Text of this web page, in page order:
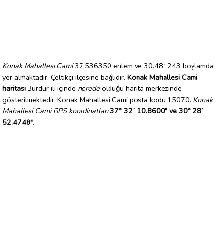
Konak Mahallesi Cami37.536350 enlem ve 30.481243 boylamda
yer almaktadır. Çeltikçi ilçesine bağlıdır. Konak Mahallesi Cami
haritası Burdur ili içinde nerede olduğu harita merkezinde
gösterilmektedir. Konak Mahallesi Cami posta kodu 15070. Konak
Mahallesi Cami GPS koordinatları 37° 32´ 10.8600" ve 30° 28´
52.4748".